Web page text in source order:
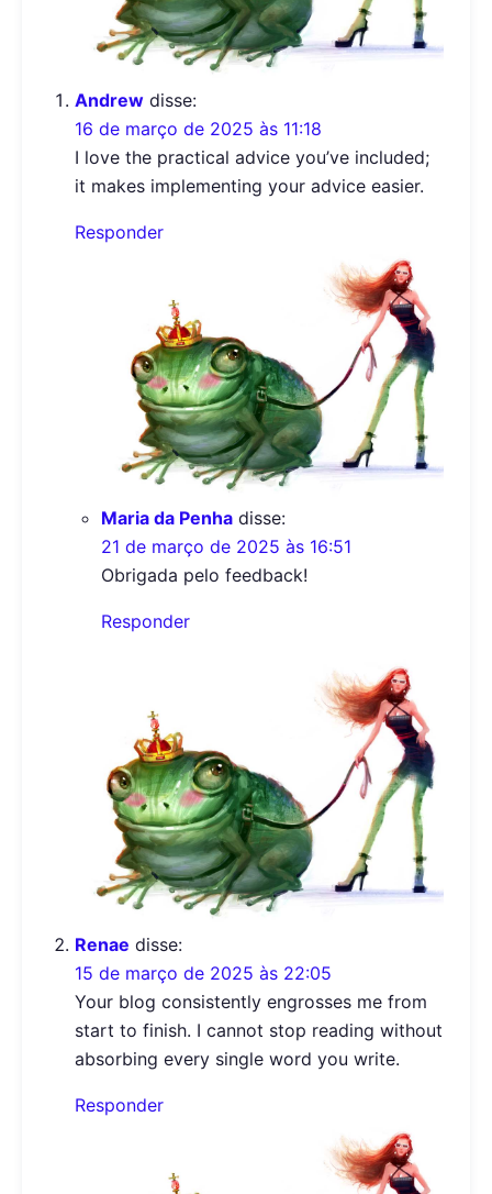
Andrew disse:
16 de março de 2025 às 11:18
I love the practical advice you’ve included;
it makes implementing your advice easier.
Responder
Maria da Penha disse:
21 de março de 2025 às 16:51
Obrigada pelo feedback!
Responder
Renae disse:
15 de março de 2025 às 22:05
Your blog consistently engrosses me from
start to finish. I cannot stop reading without
absorbing every single word you write.
Responder